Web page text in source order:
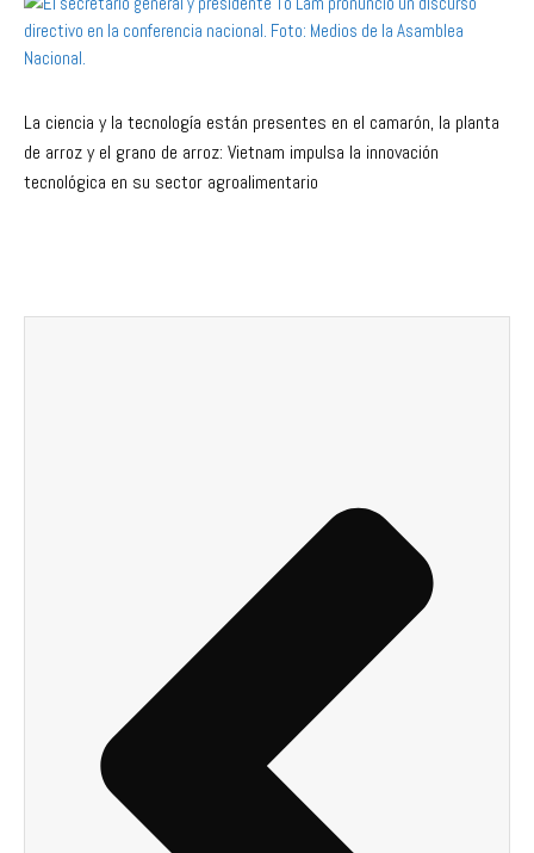
La ciencia y la tecnología están presentes en el camarón, la planta
de arroz y el grano de arroz: Vietnam impulsa la innovación
tecnológica en su sector agroalimentario